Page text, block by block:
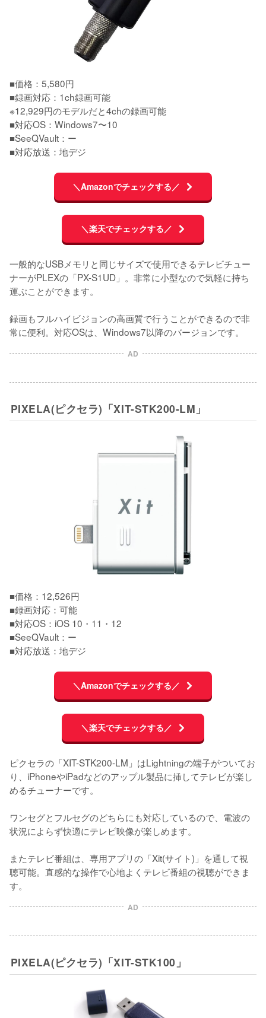
■価格：5,580円
■録画対応：1ch録画可能
※12,929円のモデルだと4chの録画可能
■対応OS：Windows7〜10
■SeeQVault：ー
■対応放送：地デジ
＼Amazonでチェックする／
＼楽天でチェックする／
一般的なUSBメモリと同じサイズで使用できるテレビチュー
ナーがPLEXの「PX-S1UD」。非常に小型なので気軽に持ち
運ぶことができます。
録画もフルハイビジョンの高画質で行うことができるので非
常に便利。対応OSは、Windows7以降のバージョンです。
AD
PIXELA(ピクセラ)「XIT-STK200-LM」
■価格：12,526円
■録画対応：可能
■対応OS：iOS 10・11・12
■SeeQVault：ー
■対応放送：地デジ
＼Amazonでチェックする／
＼楽天でチェックする／
ピクセラの「XIT-STK200-LM」はLightningの端子がついてお
り、iPhoneやiPadなどのアップル製品に挿してテレビが楽し
めるチューナーです。
ワンセグとフルセグのどちらにも対応しているので、電波の
状況によらず快適にテレビ映像が楽しめます。
またテレビ番組は、専用アプリの「Xit(サイト)」を通して視
聴可能。直感的な操作で心地よくテレビ番組の視聴ができま
す。
AD
PIXELA(ピクセラ)「XIT-STK100」